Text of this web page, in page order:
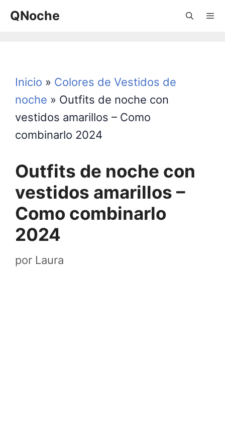
Saltar
QNoche
Inicio » Colores de Vestidos de
noche » Outfits de noche con
vestidos amarillos – Como
combinarlo 2024
Outfits de noche con
vestidos amarillos –
Como combinarlo
2024
por Laura